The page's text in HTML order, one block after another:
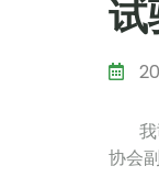
协会